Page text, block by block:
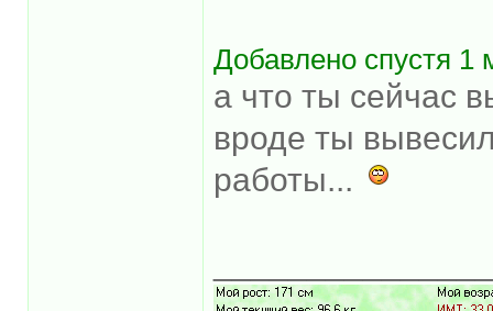
Добавлено спустя 1
а что ты сейчас
вроде ты
работы...